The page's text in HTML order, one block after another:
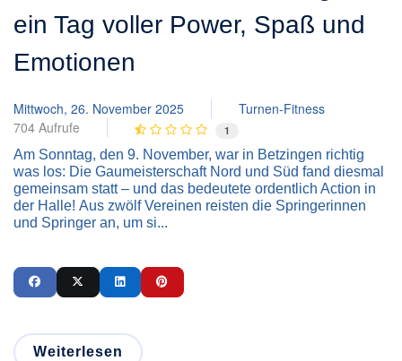
ein Tag voller Power, Spaß und
Emotionen
Mittwoch, 26. November 2025
Turnen-Fitness
704 Aufrufe
1
Am Sonntag, den 9. November, war in Betzingen richtig
was los: Die Gaumeisterschaft Nord und Süd fand diesmal
gemeinsam statt – und das bedeutete ordentlich Action in
der Halle! Aus zwölf Vereinen reisten die Springerinnen
und Springer an, um si...
Weiterlesen